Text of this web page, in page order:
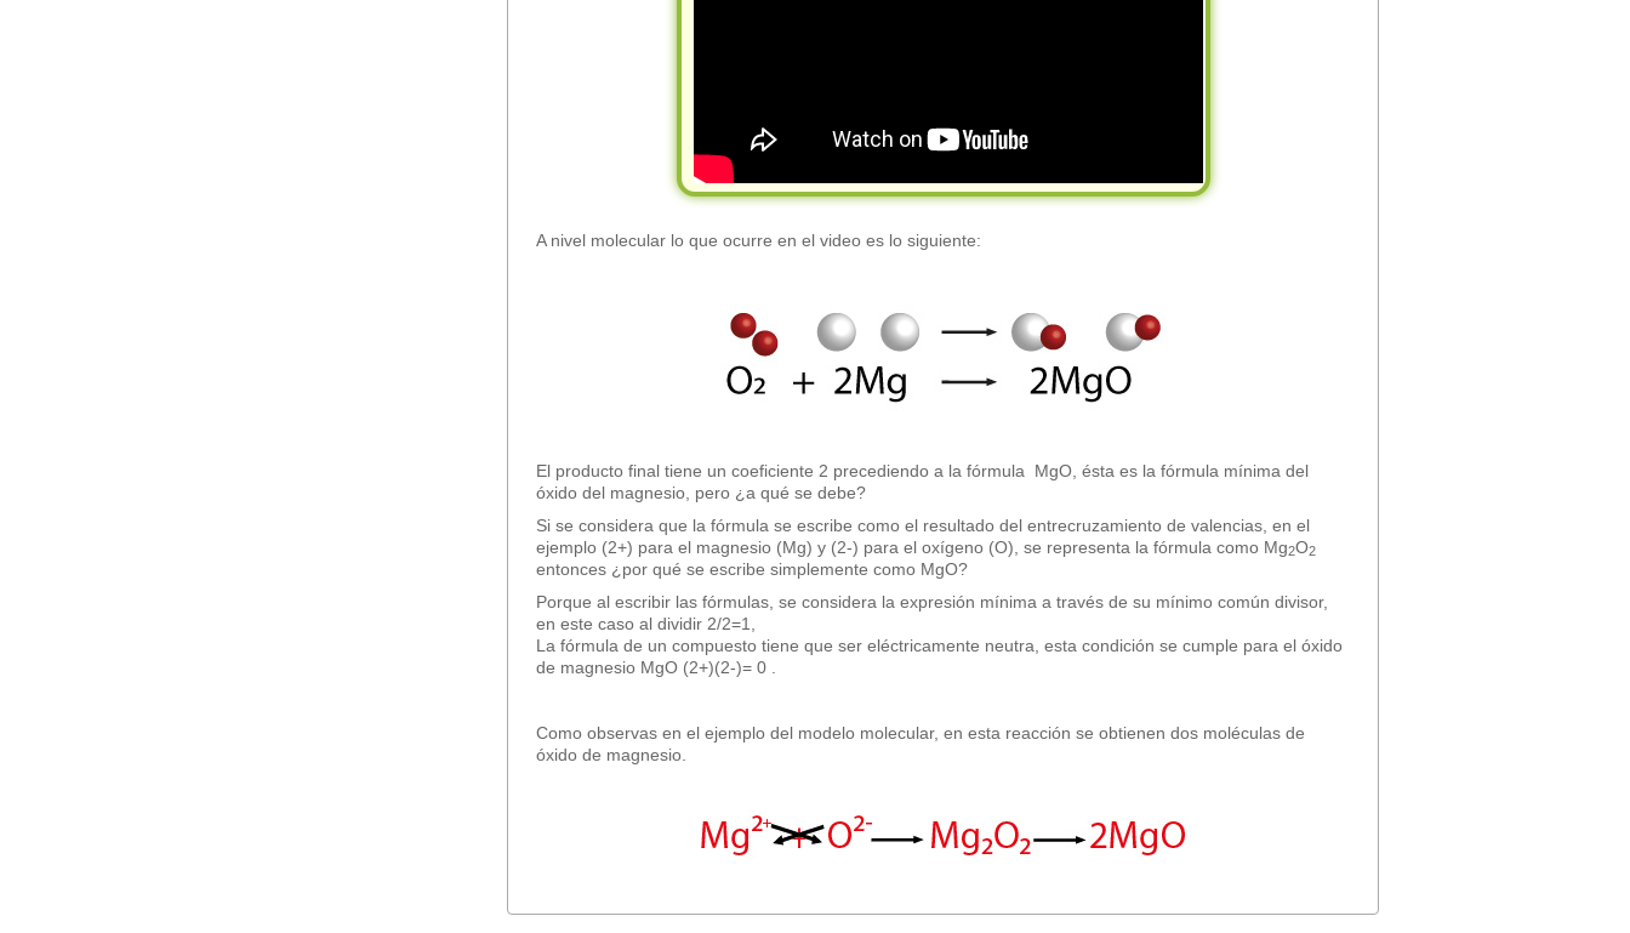
A nivel molecular lo que ocurre en el video es lo siguiente:
El producto final tiene un coeficiente 2 precediendo a la fórmula MgO, ésta es la fórmula mínima del
óxido del magnesio, pero ¿a qué se debe?
Si se considera que la fórmula se escribe como el resultado del entrecruzamiento de valencias, en el
ejemplo (2+) para el magnesio (Mg) y (2-) para el oxígeno (O), se representa la fórmula como Mg2O2
entonces ¿por qué se escribe simplemente como MgO?
Porque al escribir las fórmulas, se considera la expresión mínima a través de su mínimo común divisor,
en este caso al dividir 2/2=1,
La fórmula de un compuesto tiene que ser eléctricamente neutra, esta condición se cumple para el óxido
de magnesio MgO (2+)(2-)= 0 .
Como observas en el ejemplo del modelo molecular, en esta reacción se obtienen dos moléculas de
óxido de magnesio.